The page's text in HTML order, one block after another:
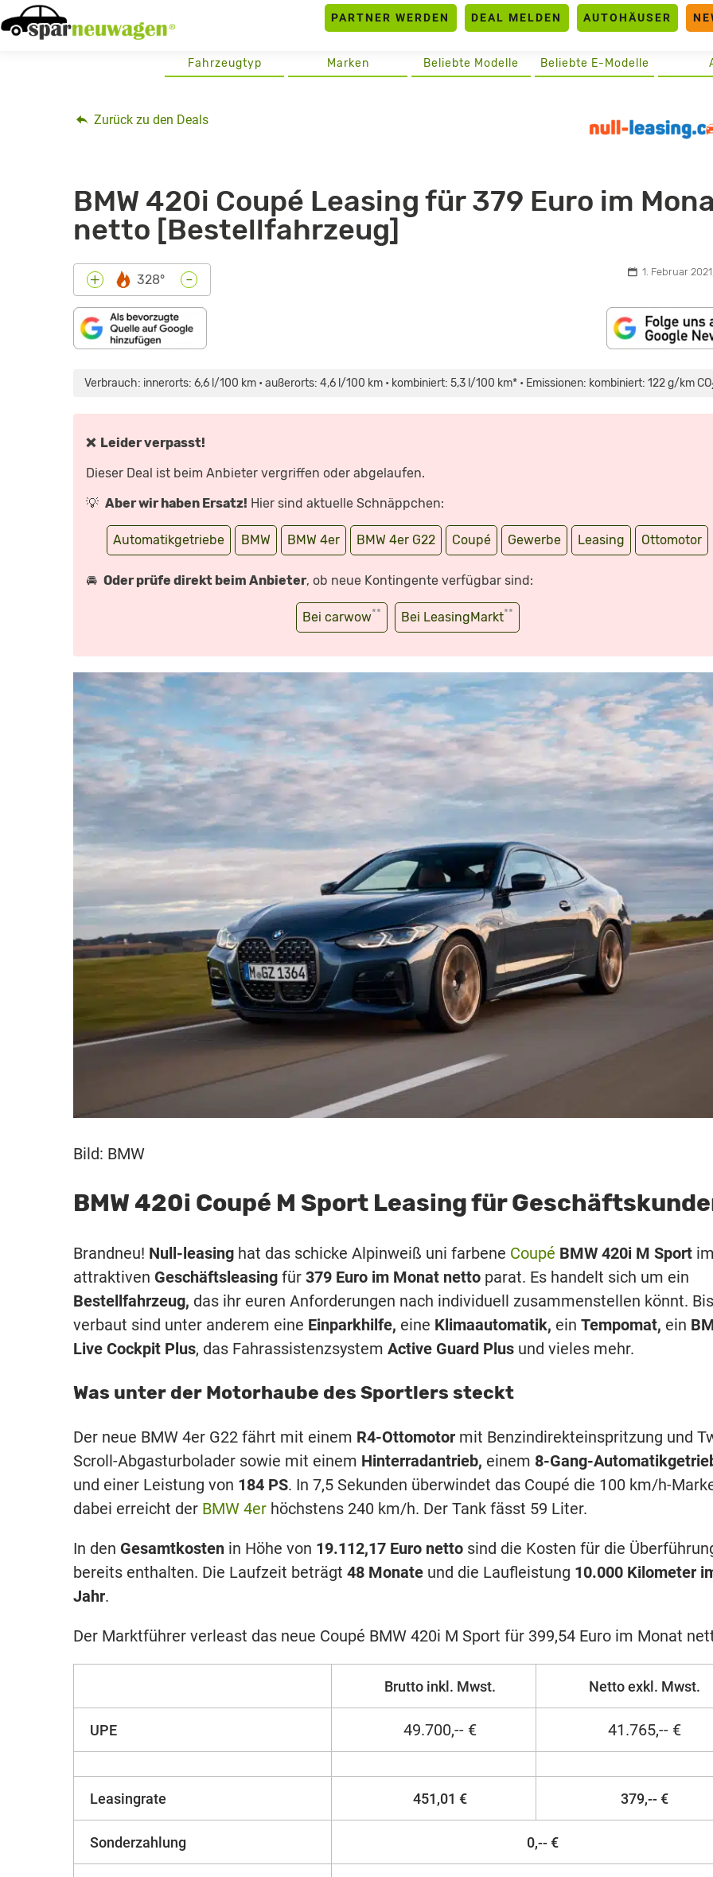
Skip
to
PARTNER WERDEN DEAL MELDEN AUTOHÄUSER
Beliebte E-Modelle
Beliebte Modelle
Marken
Fahrzeugtyp
Zurück zu den Deals
BMW 420i Coupé Leasing für 379 Euro im
netto [Bestellfahrzeug]
+ 328° - 1. Februar
Verbrauch: innerorts: 6,6 l/100 km • außerorts: 4,6 l/100 km • kombiniert: 5,3 l/100 km* • Emissionen: kombiniert: 122 g/km CO
❌ Leider verpasst!
Dieser Deal ist beim Anbieter vergriffen oder abgelaufen.
💡 Aber wir haben Ersatz! Hier sind aktuelle Schnäppchen:
Automatikgetriebe BMW BMW 4er BMW 4er G22 Coupé Gewerbe Leasing Ottomotor
🚘 Oder prüfe direkt beim Anbieter, ob neue Kontingente verfügbar sind:
Bei carwow** Bei LeasingMarkt**
Bild: BMW
BMW 420i Coupé M Sport Leasing für
Brandneu! Null-leasing hat das schicke Alpinweiß uni farbene Coupé BMW 420i M Sport im
attraktiven Geschäftsleasing für 379 Euro im Monat netto parat. Es handelt sich um ein
Bestellfahrzeug, das ihr euren Anforderungen nach individuell zusammenstellen könnt.
verbaut sind unter anderem eine Einparkhilfe, eine Klimaautomatik, ein Tempomat, ein
Live Cockpit Plus, das Fahrassistenzsystem Active Guard Plus und vieles mehr.
Was unter der Motorhaube des Sportlers steckt
Der neue BMW 4er G22 fährt mit einem R4-Ottomotor mit Benzindirekteinspritzung und
Scroll-Abgas­turbo­lader sowie mit einem Hinterradantrieb, einem 8-Gang-
und einer Leistung von 184 PS. In 7,5 Sekunden überwindet das Coupé die 100 km/h-
dabei erreicht der BMW 4er höchstens 240 km/h. Der Tank fässt 59 Liter.
In den Gesamtkosten in Höhe von 19.112,17 Euro netto sind die Kosten für die
bereits enthalten. Die Laufzeit beträgt 48 Monate und die Laufleistung 10.000 Kilometer
Jahr.
Der Marktführer verleast das neue Coupé BMW 420i M Sport für 399,54 Euro im Monat
Brutto inkl. Mwst. Netto exkl. Mwst.
UPE 49.700,-- € 41.765,-- €
Leasingrate 451,01 € 379,-- €
Sonderzahlung 0,-- €
COUPÉ
(G22):
ODER
VORFAHRT
MOTOR
VON
YOUTUBE